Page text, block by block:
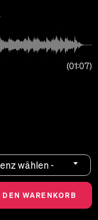
01:07
wählen -